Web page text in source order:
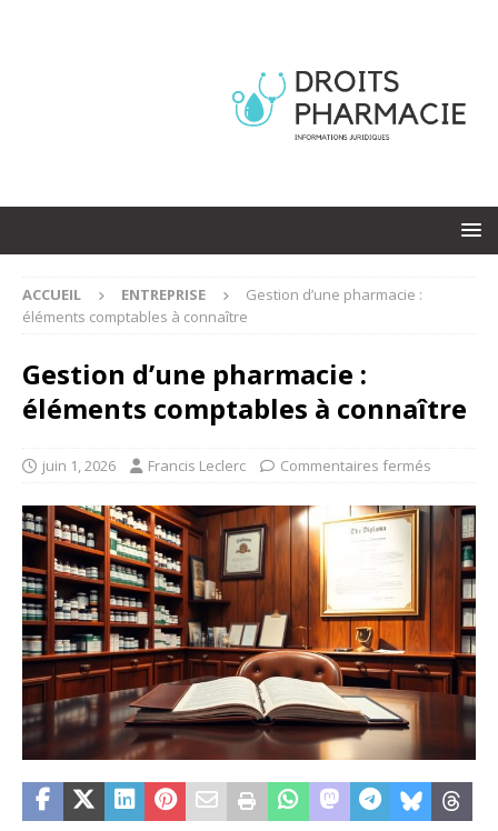
ACCUEIL ENTREPRISE
Gestion d’une pharmacie :
éléments comptables à connaître
Gestion d’une pharmacie :
éléments comptables à connaître
juin 1, 2026 Francis Leclerc Commentaires fermés